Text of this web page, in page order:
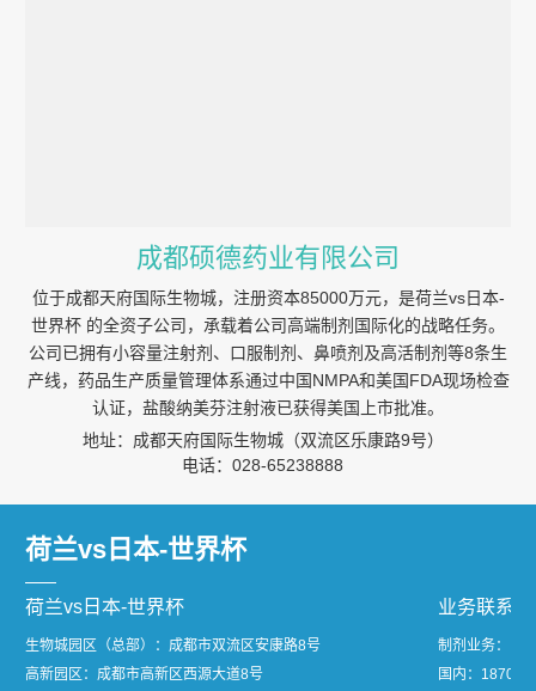
成都硕德药业有限公司
位于成都天府国际生物城，注册资本85000万元，是荷兰vs日本-
世界杯 的全资子公司，承载着公司高端制剂国际化的战略任务。
公司已拥有小容量注射剂、口服制剂、鼻喷剂及高活制剂等8条生
产线，药品生产质量管理体系通过中国NMPA和美国FDA现场检查
认证，盐酸纳美芬注射液已获得美国上市批准。
地址：成都天府国际生物城（双流区乐康路9号）
电话：028-65238888
荷兰vs日本-世界杯
荷兰vs日本-世界杯
生物城园区（总部）：成都市双流区安康路8号
高新园区：成都市高新区西源大道8号
业务联系
制剂业务：
国内：